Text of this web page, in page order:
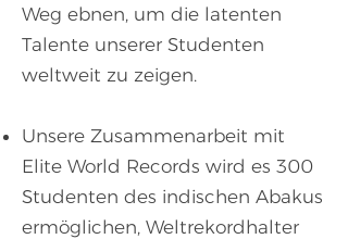
Weg ebnen, um die latenten
Talente unserer Studenten
weltweit zu zeigen.
Unsere Zusammenarbeit mit
Elite World Records wird es 300
Studenten des indischen Abakus
ermöglichen, Weltrekordhalter